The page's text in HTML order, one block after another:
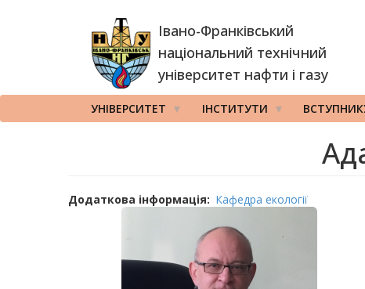
Івано-Франківський
національний технічний
університет нафти і газу
УНІВЕРСИТЕТ ІНСТИТУТИ
Додаткова інформація Кафедра екології